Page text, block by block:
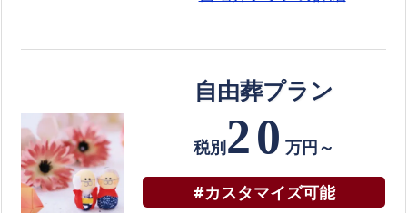
の
み
自由葬プラン
税別20 万円～
#カスタマイズ可能